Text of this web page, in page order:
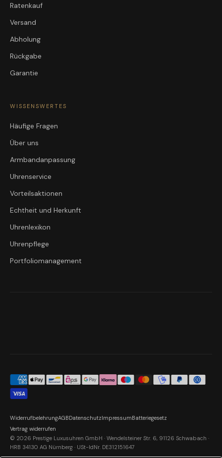
Ratenkauf
Versand
Abholung
Rückgabe
Garantie
WISSENSWERTES
Häufige Fragen
Über uns
Armbandanpassung
Uhrenservice
Vorteilsaktionen
Echtheit und Herkunft
Uhrenlexikon
Uhrenpflege
Portfoliomanagement
© 2026 Prestige Luxusuhren GmbH · Wendelsteiner Str. 6, 91126 Schwabach ·
HRB 34130 AG Nürnberg · USt-IdNr. DE312151647
WiderrufbelehrungAGBDatenschutzImpressumBatteriegesetz
Vertrag widerrufen